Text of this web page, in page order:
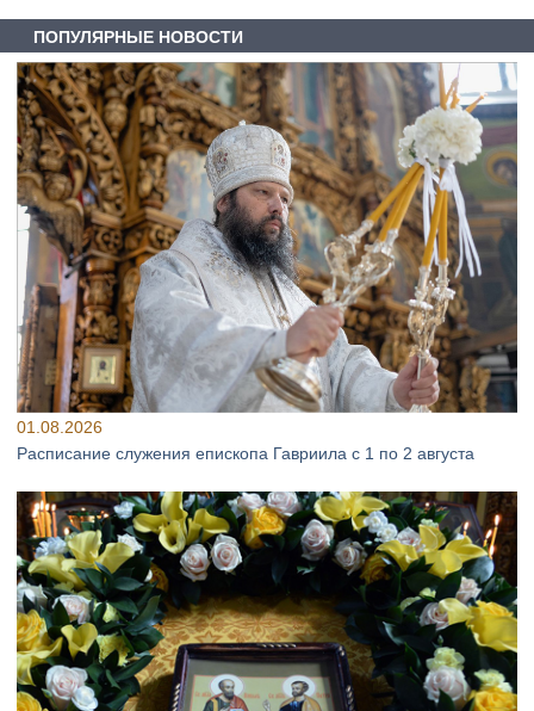
ПОПУЛЯРНЫЕ НОВОСТИ
01.08.2026
Расписание служения епископа Гавриила с 1 по 2 августа